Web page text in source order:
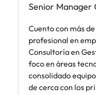
Senior Manager
Cuento con más
profesional en
Consultoría en
foco en áreas
consolidado
de cerca con los